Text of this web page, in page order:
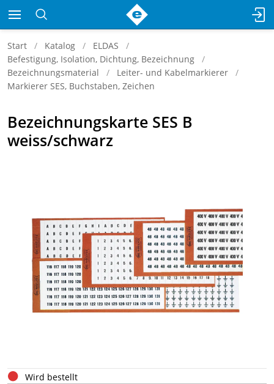
Start Katalog
ELDAS
Befestigung, Isolation, Dichtung, Bezeichnung
Bezeichnungsmaterial
Leiter- und Kabelmarkierer
Markierer SES, Buchstaben, Zeichen
Bezeichnungskarte SES B
weiss/schwarz
Wird bestellt